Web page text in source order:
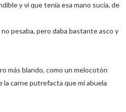
y vi que tenía esa mano sucia, de
pesaba, pero daba bastante asco y
más blando, como un melocotón
la carne putrefacta que mi abuela